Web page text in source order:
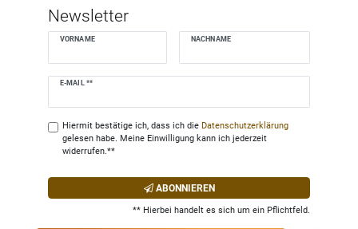
Newsletter
VORNAME NACHNAME
E-MAIL **
Newsletter
Hiermit bestätige ich, dass ich die Daten­schutz­erklärung
gelesen habe. Meine Einwilligung kann ich jederzeit
widerrufen.**
ABONNIEREN
** Hierbei handelt es sich um ein Pflichtfeld.